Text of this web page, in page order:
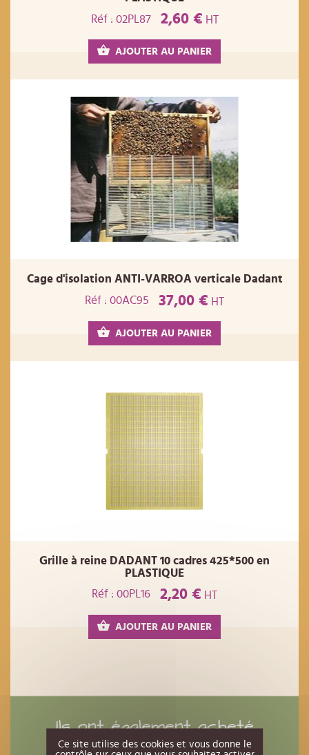
Réf : 02PL87
2,60 € HT
AJOUTER AU PANIER
Cage d'isolation ANTI-VARROA verticale Dadant
Réf : 00AC95
37,00 € HT
AJOUTER AU PANIER
Grille à reine DADANT 10 cadres 425*500 en
PLASTIQUE
Réf : 00PL16
2,20 € HT
AJOUTER AU PANIER
Ils ont également acheté
Ce site utilise des cookies et vous donne le